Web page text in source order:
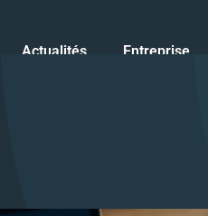
Actualités Entreprise